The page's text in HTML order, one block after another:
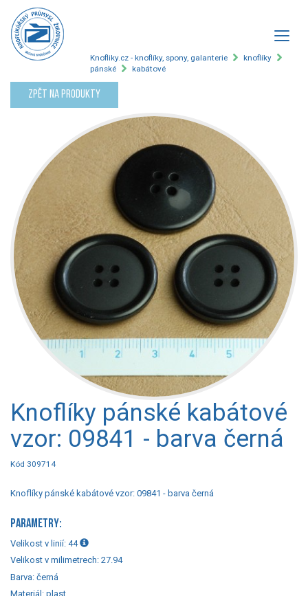
Knofliky.cz - knoflíky, spony, galanterie
knoflíky
pánské
kabátové
Zpět na produkty
Knoflíky pánské kabátové
vzor: 09841 - barva černá
Kód 309714
Knoflíky pánské kabátové vzor: 09841 - barva černá
PARAMETRY:
Velikost v linií: 44
Velikost v milimetrech: 27.94
Barva: černá
Materiál: plast